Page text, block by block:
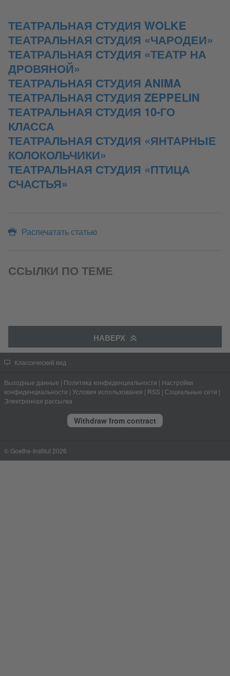
ТЕАТРАЛЬНАЯ СТУДИЯ WOLKE
ТЕАТРАЛЬНАЯ СТУДИЯ «ЧАРОДЕИ»
ТЕАТРАЛЬНАЯ СТУДИЯ «ТЕАТР НА
ДРОВЯНОЙ»
ТЕАТРАЛЬНАЯ СТУДИЯ ANIMA
ТЕАТРАЛЬНАЯ СТУДИЯ ZEPPELIN
ТЕАТРАЛЬНАЯ СТУДИЯ 10-ГО
КЛАССА
ТЕАТРАЛЬНАЯ СТУДИЯ «ЯНТАРНЫЕ
КОЛОКОЛЬЧИКИ»
ТЕАТРАЛЬНАЯ СТУДИЯ «ПТИЦА
СЧАСТЬЯ»
Распечатать статью
ССЫЛКИ ПО ТЕМЕ
НАВЕРХ
Классический вид
Выходные данные | Политика конфиденциальности | Настройки
конфиденциальности | Условия использования | RSS | Социальные сети |
Электронная рассылка
Withdraw from contract
© Goethe-Institut 2026